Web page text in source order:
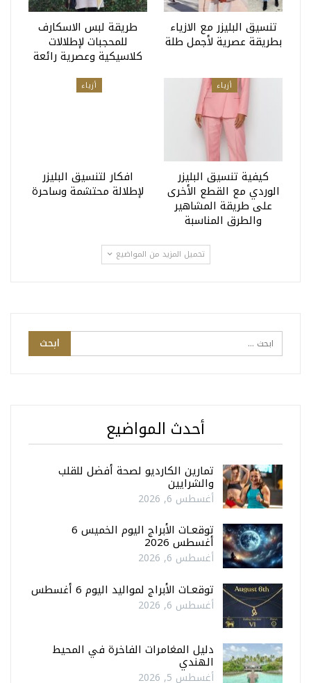
تنسيق البليزر مع الازياء
بطريقة عصرية لأجمل طلة
طريقة لبس الاسكارف
للمحجبات لإطلالات
كلاسيكية وعصرية رائعة
أزياء
كيفية تنسيق البليزر
الوردي مع القطع الأخرى
على طريقة المشاهير
والطرق المناسبة
أزياء
افكار لتنسيق البليزر
لإطلالة محتشمة وساحرة
تحميل المزيد من المواضيع
أحدث المواضيع
تمارين الكارديو لصحة أفضل للقلب
والشرايين
أغسطس 6, 2026
توقعـات الأبراج اليوم الخميس 6
أغسطس 2026
أغسطس 6, 2026
توقعـات الأبراج لمواليد اليوم 6 أغسطس
أغسطس 6, 2026
دليل المغامرات الفاخرة في المحيط
الهندي
أغسطس 5, 2026